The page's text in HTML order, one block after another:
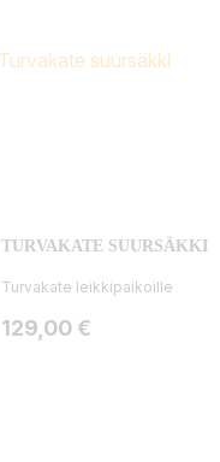
TURVAKATE SUURSÄKKI
Turvakate leikkipaikoille
Hinta
129,00 €